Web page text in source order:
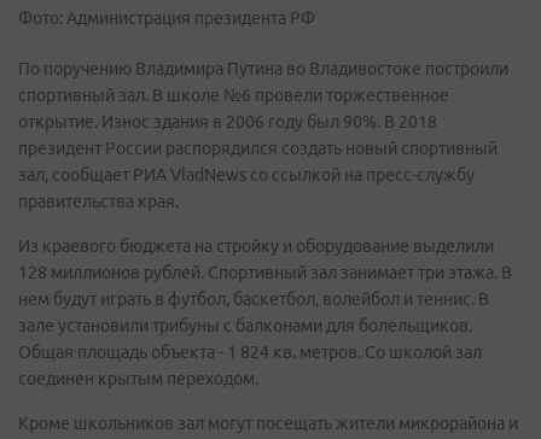
Фото: Администрация президента РФ
По поручению Владимира Путина во Владивостоке построили
спортивный зал. В школе №6 провели торжественное
открытие. Износ здания в 2006 году был 90%. В 2018
президент России распорядился создать новый спортивный
зал, сообщает РИА VladNews со ссылкой на пресс-службу
правительства края.
Из краевого бюджета на стройку и оборудование выделили
128 миллионов рублей. Спортивный зал занимает три этажа. В
нем будут играть в футбол, баскетбол, волейбол и теннис. В
зале установили трибуны с балконами для болельщиков.
Общая площадь объекта - 1 824 кв. метров. Со школой зал
соединен крытым переходом.
Кроме школьников зал могут посещать жители микрорайона и